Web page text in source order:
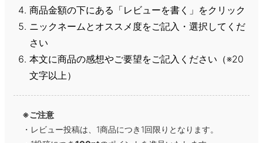
商品金額の下にある「レビューを書く」をクリック
ニックネームとオススメ度をご記入・選択してくだ
さい
本文に商品の感想やご要望をご記入ください（※20
文字以上）
※ご注意
・レビュー投稿は、1商品につき1回限りとなります。